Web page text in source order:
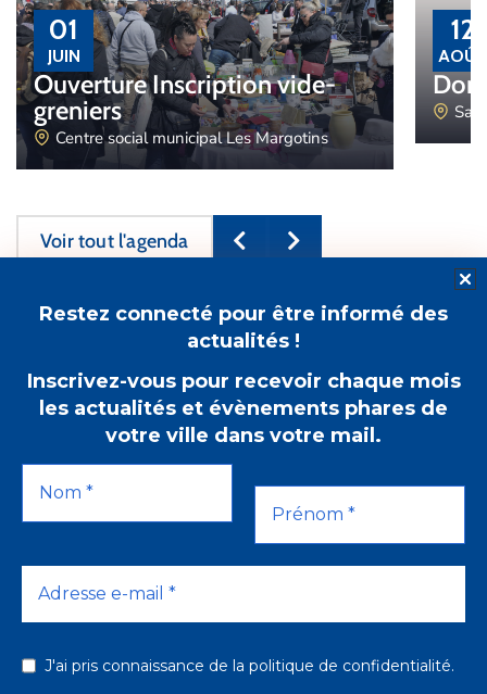
01
JUIN
Ouverture Inscription vide-
greniers
Centre social municipal Les Margotins
12
AOÛT
Don
Voir tout l'agenda
Restez connecté pour être informé des
actualités !
Inscrivez-vous pour recevoir chaque mois
les actualités et évènements phares de
votre ville dans votre mail.
J'ai pris connaissance de la politique de confidentialité.
Hôtel
du
Général
Gaulle
Ozoir-
Espace citoyens
Suivez-nous
Alerte
SMS
Newsletter